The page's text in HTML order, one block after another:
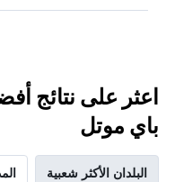
اعثر على نتائج
باي موتل
البلدان الأكثر شعبية